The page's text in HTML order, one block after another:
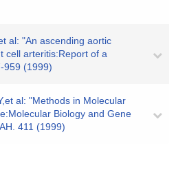
al: "An ascending aortic
cell arteritis:Report of a
959 (1999)
al: "Methods in Molecular
Biology and Gene
411 (1999)